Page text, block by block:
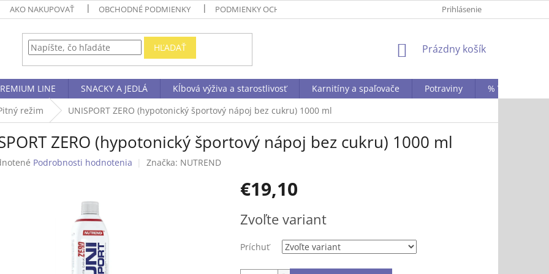
AKO NAKUPOVAŤ OBCHODNÉ PODMIENKY PODMIENKY OCHRANY OSOBNÝCH ÚDAJOV STAŇTE SA NAŠÍM
Prihlásenie
HĽADAŤ
NÁKUPNÝ
Prázdny košík
LINE SNACKY A JEDLÁ Kĺbová výživa a starostlivosť Karnitíny a spaľovače Potraviny
% VÝPREDAJ A
režim UNISPORT ZERO (hypotonický športový nápoj bez cukru) 1000 ml
ZERO (hypotonický športový nápoj bez cukru) 1000 ml
Podrobnosti hodnotenia Značka: NUTREND
€19,10
cena:
Zvoľte variant
Príchuť